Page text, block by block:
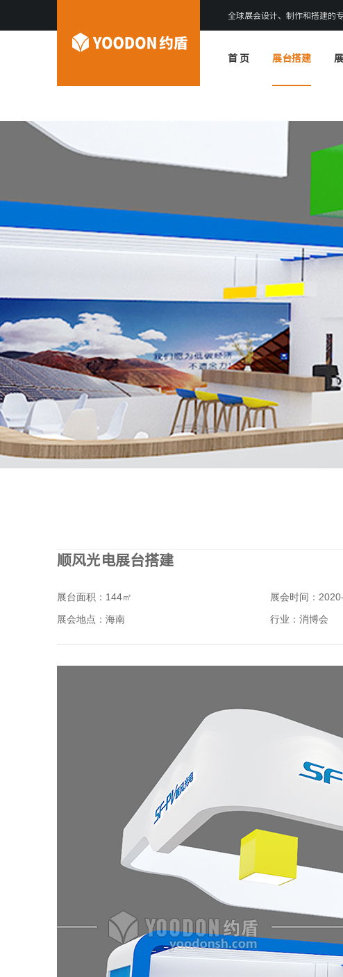
全球展会设计、制作和搭建的
首 页 展台搭建
顺风光电展台搭建
展台面积：144㎡ 展会时间：
展会地点：海南
行业：消博会